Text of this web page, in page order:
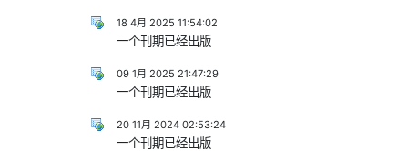
18 4月 2025 11:54:02
一个刊期已经出版
09 1月 2025 21:47:29
一个刊期已经出版
20 11月 2024 02:53:24
一个刊期已经出版